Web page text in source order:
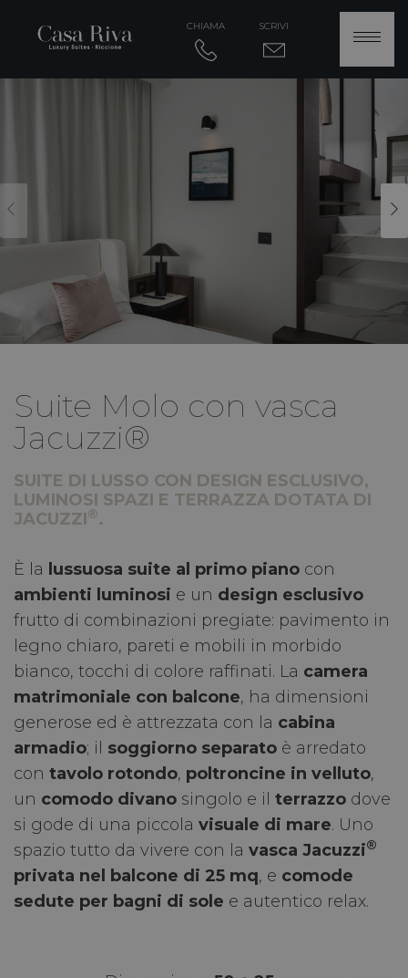
CHIAMA SCRIVI
Suite Molo con vasca
Jacuzzi®
SUITE DI LUSSO CON DESIGN ESCLUSIVO,
LUMINOSI SPAZI E TERRAZZA DOTATA DI
JACUZZI®.
È la lussuosa suite al primo piano con
ambienti luminosi e un design esclusivo
frutto di combinazioni pregiate: pavimento in
legno chiaro, pareti e mobili in morbido
bianco, tocchi di colore raffinati. La camera
matrimoniale con balcone, ha dimensioni
generose ed è attrezzata con la cabina
armadio; il soggiorno separato è arredato
con tavolo rotondo, poltroncine in velluto,
un comodo divano singolo e il terrazzo dove
si gode di una piccola visuale di mare. Uno
spazio tutto da vivere con la vasca Jacuzzi®
privata nel balcone di 25 mq, e comode
sedute per bagni di sole e autentico relax.